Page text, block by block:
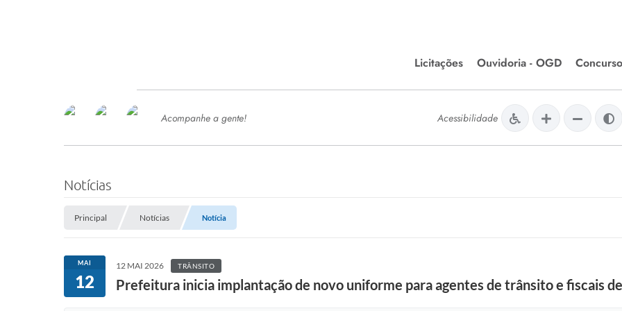
Licitações
Editais de Licitações
Chamamentos Públicos
Ouvidoria - OGD
SERVIÇOS
SEMED
Processo de Contratação -
Concursos e Processos Seletivos
Esporte
Meio Ambiente
Acompanhe a gente! Acessibilidade
Notícias
Principal Notícias Notícia
MAI
12
12 MAI 2026 TRÂNSITO
Prefeitura inicia implantação de novo uniforme para agentes de trânsito e fiscais